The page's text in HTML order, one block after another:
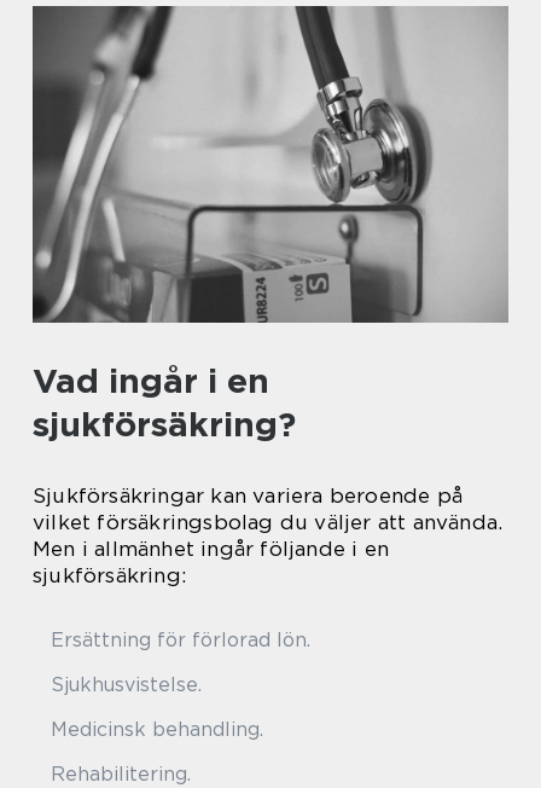
Vad ingår i en
sjukförsäkring?
Sjukförsäkringar kan variera beroende på
vilket försäkringsbolag du väljer att använda.
Men i allmänhet ingår följande i en
sjukförsäkring:
Ersättning för förlorad lön.
Sjukhusvistelse.
Medicinsk behandling.
Rehabilitering.